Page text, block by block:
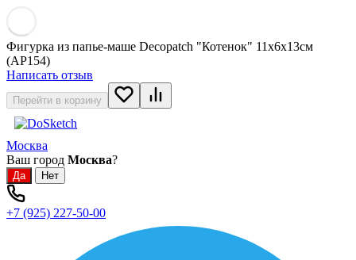
Фигурка из папье-маше Decopatch "Котенок" 11х6х13см
(AP154)
Написать отзыв
Перейти в корзину
Москва
Ваш город Москва?
+7 (925) 227-50-00